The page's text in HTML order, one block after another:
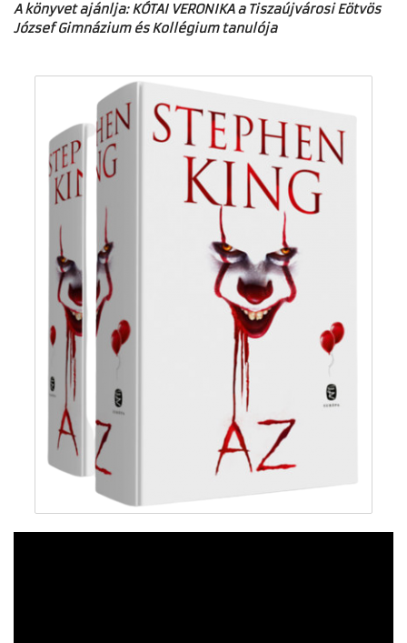
A könyvet ajánlja: KÓTAI VERONIKA a Tiszaújvárosi Eötvös
József Gimnázium és Kollégium tanulója